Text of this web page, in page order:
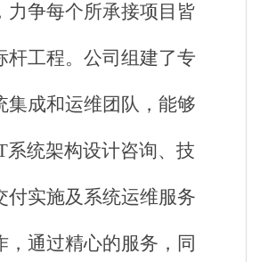
力争每个所承接项目皆
杆工程。公司组建了专
集成和运维团队，能够
系统架构设计咨询、技
付实施及系统运维服务
，通过精心的服务，同